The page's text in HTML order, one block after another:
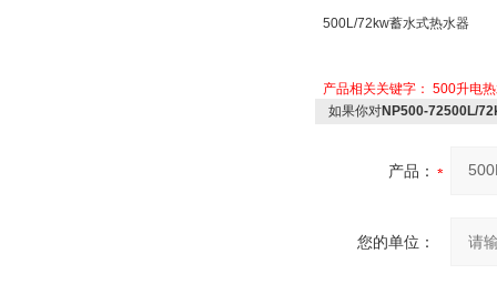
500L/72kw蓄水式热水器
产品相关关键字： 500升电
如果你对NP500-72500L/
产品：
您的单位：